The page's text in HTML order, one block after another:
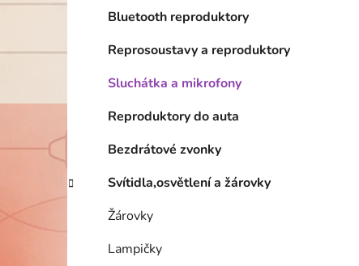
Bluetooth reproduktory
Reprosoustavy a reproduktory
Sluchátka a mikrofony
Reproduktory do auta
Bezdrátové zvonky
Svítidla,osvětlení a žárovky
Žárovky
Lampičky